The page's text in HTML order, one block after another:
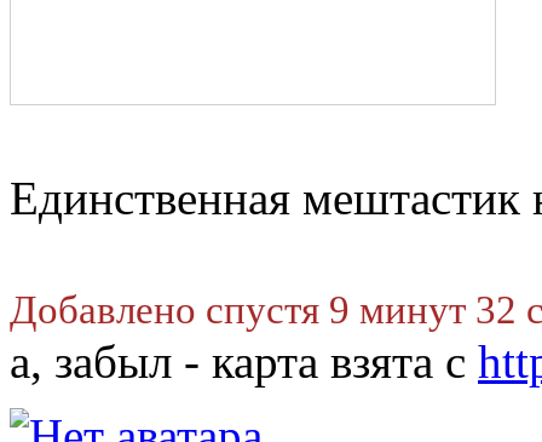
Единственная мештастик
Добавлено спустя 9 минут 32
а, забыл - карта взята с